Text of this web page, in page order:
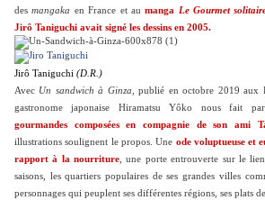
desmangaka en France et aumanga Le Gourmet
Jirô Taniguchi avait signé les dessins en 2005.
Jirô Taniguchi (D.R.)
Avec Un sandwich à Ginza , publié en octobre 2019 aux
gastronome japonaise Hiramatsu Yôko nous fait
gourmandes composées en compagnie de son ami
illustrations soulignent le propos. Une ode voluptueuse et
rapport à la nourriture , une porte entrouverte sur le
saisons, les quartiers populaires de ses grandes villes
personnages qui peuplent ses différentes régions, ses plats